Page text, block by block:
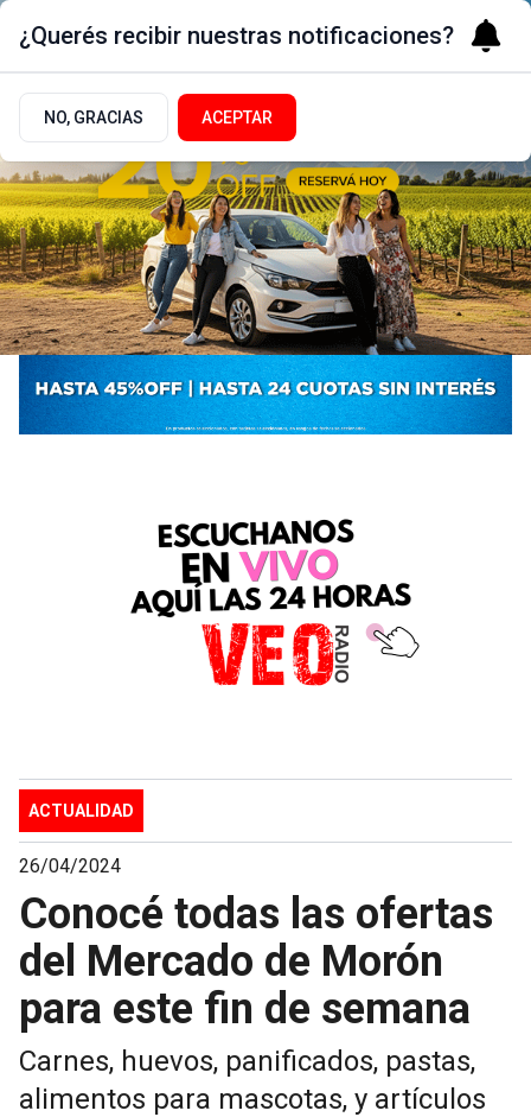
ACTUALIDAD
26/04/2024
Conocé todas las ofertas
del Mercado de Morón
para este fin de semana
Carnes, huevos, panificados, pastas,
alimentos para mascotas, y artículos
¿Querés recibir nuestras notificaciones?
NO, GRACIAS ACEPTAR